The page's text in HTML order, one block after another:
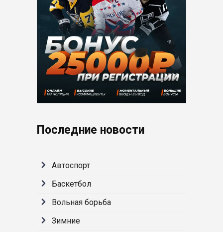
Последние новости
Автоспорт
Баскетбол
Вольная борьба
Зимние